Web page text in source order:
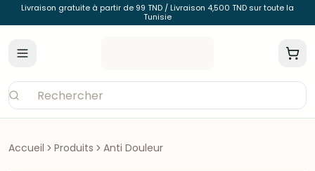
Livraison gratuite à partir de 99 TND / Livraison 4,500 TND sur toute la
Tunisie
Accueil Produits Anti Douleur